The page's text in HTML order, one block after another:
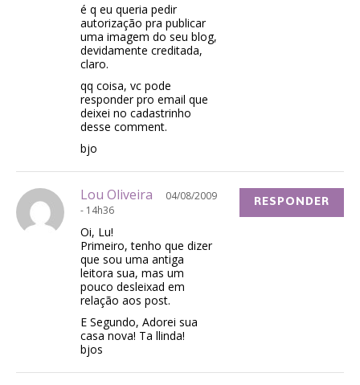
é q eu queria pedir
autorização pra publicar
uma imagem do seu blog,
devidamente creditada,
claro.
qq coisa, vc pode
responder pro email que
deixei no cadastrinho
desse comment.
bjo
Lou Oliveira
04/08/2009
- 14h36
Oi, Lu!
Primeiro, tenho que dizer
que sou uma antiga
leitora sua, mas um
pouco desleixad em
relação aos post.
E Segundo, Adorei sua
casa nova! Ta llinda!
bjos
RESPONDER